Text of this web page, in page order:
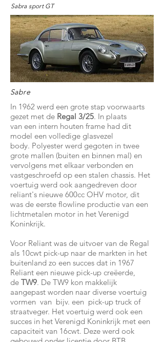
Sabra sport GT
Sabre
In 1962 werd een grote stap voorwaarts
gezet met de Regal 3/25. In plaats
van een intern houten frame had dit
model een volledige glasvezel
body. Polyester werd gegoten in twee
grote mallen (buiten en binnen mal) en
vervolgens met elkaar verbonden en
vastgeschroefd op een stalen chassis. Het
voertuig werd ook aangedreven door
reliant's nieuwe 600cc OHV motor, dit
was de eerste flowline productie van een
lichtmetalen motor in het Verenigd
Koninkrijk.
Voor Reliant was de uitvoer van de Regal
als 10cwt pick-up naar de markten in het
buitenland zo een succes dat in 1967
Reliant een nieuwe pick-up creëerde,
de TW9. De TW9 kon makkelijk
aangepast worden naar diverse voertuig
vormen van bijv. een pick-up truck of
straatveger. Het voertuig werd ook een
succes in het Verenigd Koninkrijk met een
capaciteit van 16cwt. Deze werd ook